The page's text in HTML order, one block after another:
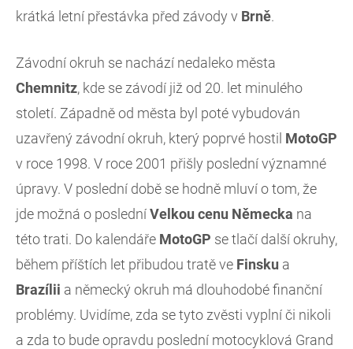
krátká letní přestávka před závody v Brně.
Závodní okruh se nachází nedaleko města
Chemnitz, kde se závodí již od 20. let minulého
století. Západně od města byl poté vybudován
uzavřený závodní okruh, který poprvé hostil MotoGP
v roce 1998. V roce 2001 přišly poslední významné
úpravy. V poslední době se hodně mluví o tom, že
jde možná o posledníVelkou cenu Německa na
této trati. Do kalendáře MotoGP se tlačí další okruhy,
během příštích let přibudou tratě ve Finsku a
Brazílii a německý okruh má dlouhodobé finanční
problémy. Uvidíme, zda se tyto zvěsti vyplní či nikoli
a zda to bude opravdu poslední motocyklová Grand